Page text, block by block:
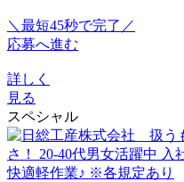
＼最短45秒で完了／
応募へ進む
詳しく
見る
スペシャル